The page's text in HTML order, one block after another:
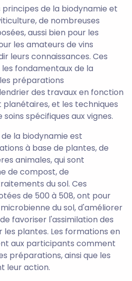
de la biodynamie et
de nombreuses
aussi bien pour les
les amateurs de vins
leurs connaissances. Ces
fondamentaux de la
préparations
des travaux en fonction
planétaires, et les techniques
spécifiques aux vignes.
la biodynamie est
à base de plantes, de
animales, qui sont
de compost, de
du sol. Ces
de 500 à 508, ont pour
du sol, d'améliorer
favoriser l'assimilation des
plantes. Les formations en
aux participants comment
préparations, ainsi que les
leur action.